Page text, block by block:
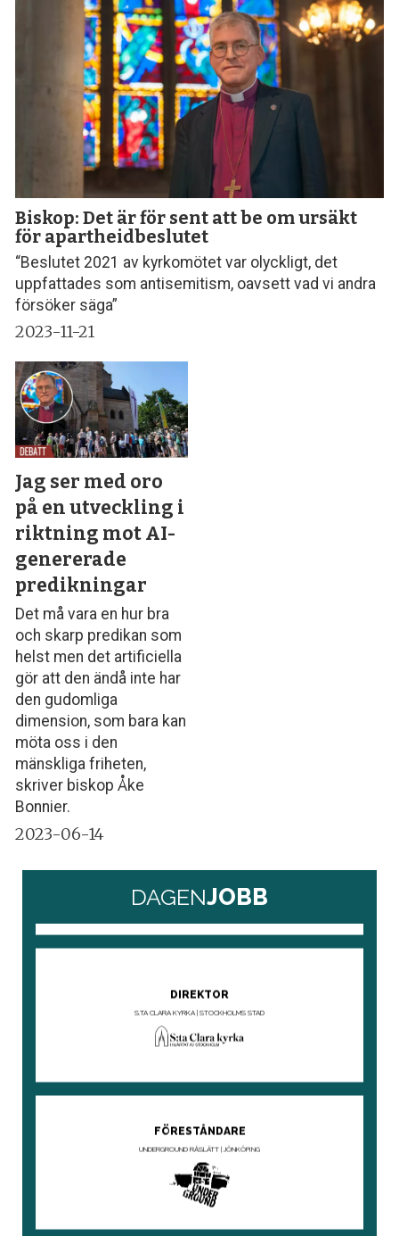
Biskop: Det är för sent att be om ursäkt
för apartheidbeslutet
“Beslutet 2021 av kyrkomötet var olyckligt, det
uppfattades som antisemitism, oavsett vad vi andra
försöker säga”
2023-11-21
Jag ser med oro
på en utveckling i
riktning mot AI-
genererade
predikningar
Det må vara en hur bra
och skarp predikan som
helst men det artificiella
gör att den ändå inte har
den gudomliga
dimension, som bara kan
möta oss i den
mänskliga friheten,
skriver biskop Åke
Bonnier.
2023-06-14